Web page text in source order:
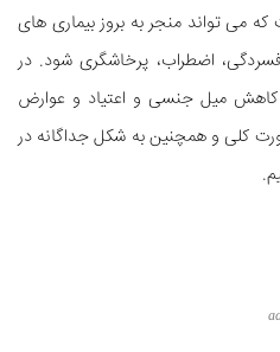
تواند منجر به بروز بیماری های
اضطراب، پرخاشگری شود. در
کاهش میل جنسی و اعتیاد و عوارض
کلی و همچنین به شکل جداگانه در